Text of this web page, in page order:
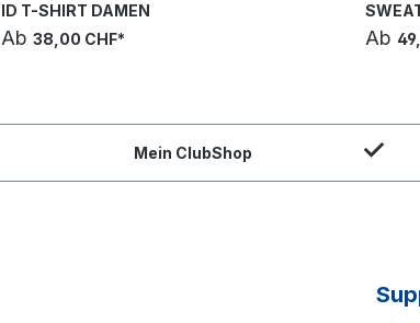
ID T-SHIRT DAMEN
Ab 38,00 CHF* Ab
Mein ClubShop